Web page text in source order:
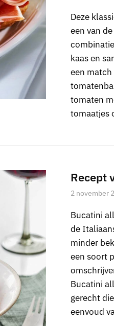
Deze
een van
kaas en
een match
tomaten
tomaatjes
Recept
2 november
Bucatini
de
minder
een soort
Bucatini
gerecht
eenvoud